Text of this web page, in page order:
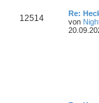
12514
Re:
von